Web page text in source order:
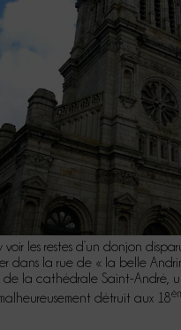
voir les restes d’un donjon
dans la rue de « la belle
de la cathédrale Saint-André,
détruit aux 18